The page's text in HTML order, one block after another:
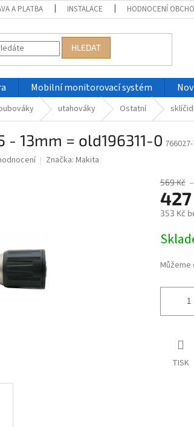
A PLATBA INSTALACE HODNOCENÍ
HLEDAT
Mobilní monitorovací systém
utahováky Ostatní
- 13mm = old196311-0
Značka: Makita
569 Kč
353 Kč
cena:
Můžeme
TISK